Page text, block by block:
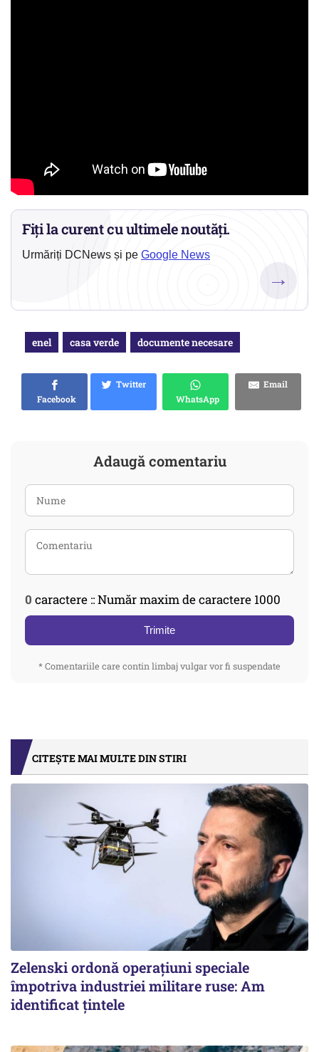
Fiți la curent cu ultimele noutăți.
Urmăriți DCNews și pe Google News
→
enel casa verde documente necesare
Facebook
Twitter
WhatsApp
Email
Adaugă comentariu
0 caractere :: Număr maxim de caractere 1000
Trimite
* Comentariile care contin limbaj vulgar vor fi suspendate
CITEȘTE MAI MULTE DIN STIRI
Zelenski ordonă operațiuni speciale
împotriva industriei militare ruse: Am
identificat țintele